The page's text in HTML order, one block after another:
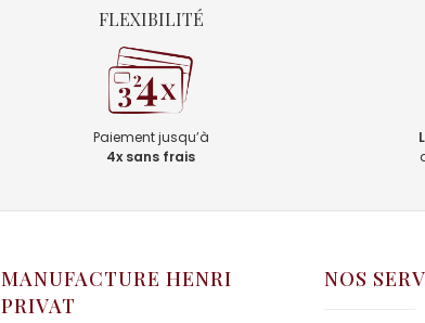
FLEXIBILITÉ
Paiement jusqu’à
4x sans frais
MANUFACTURE HENRI
PRIVAT
NOS